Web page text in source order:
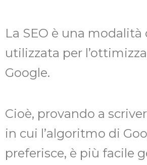
La SEO è una
utilizzata per
Google.
Cioè, provando a
in cui l’algoritmo di
preferisce, è più facile